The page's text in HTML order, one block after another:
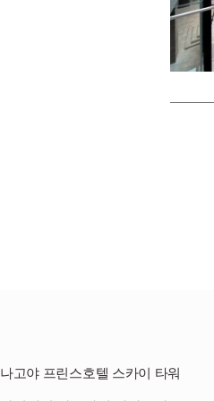
나고야 프린스호텔 스카이 타워